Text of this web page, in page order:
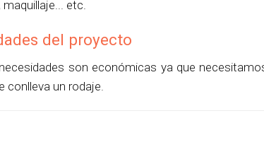
maquillaje... etc.
del proyecto
son económicas ya que
conlleva un rodaje.